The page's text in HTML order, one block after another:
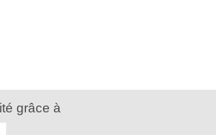
grâce à